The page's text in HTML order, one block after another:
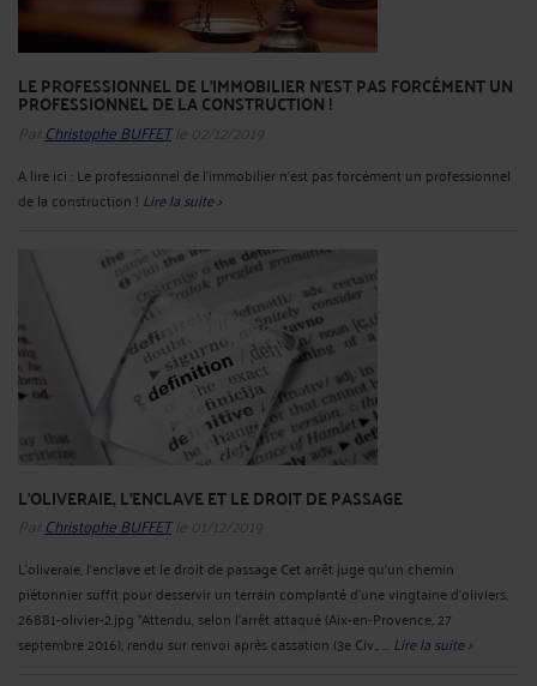
LE PROFESSIONNEL DE L'IMMOBILIER N'EST PAS FORCÉMENT UN
PROFESSIONNEL DE LA CONSTRUCTION !
Par Christophe BUFFETle 02/12/2019
A lire ici : Le professionnel de l'immobilier n'est pas forcément un professionnel
de la construction ! Lire la suite >
L'OLIVERAIE, L'ENCLAVE ET LE DROIT DE PASSAGE
Par Christophe BUFFETle 01/12/2019
L'oliveraie, l'enclave et le droit de passage Cet arrêt juge qu’un chemin
piétonnier suffit pour desservir un terrain complanté d’une vingtaine d’oliviers.
26881-olivier-2.jpg "Attendu, selon l'arrêt attaqué (Aix-en-Provence, 27
septembre 2016), rendu sur renvoi après cassation (3e Civ., ... Lire la suite >